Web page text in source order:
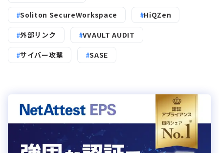
Soliton SecureWorkspace HiQZen
外部リンク VVAULT AUDIT
サイバー攻撃 SASE